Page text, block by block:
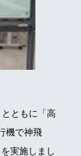
ともに「高
機で神飛
実施しまし